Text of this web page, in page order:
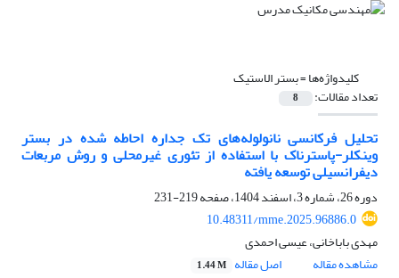
کلیدواژه‌ها =بستر الاستیک
تعداد مقالات: 8
تحلیل فرکانسی نانولوله‌های تک جداره احاطه شده در بستر
وینکلر-پاسترناک با استفاده از تئوری غیرمحلی و روش مربعات
دیفرانسیلی توسعه یافته
دوره 26، شماره 3، اسفند 1404، صفحه
219-231
10.48311/mme.2025.96886.0
مهدی باباخانی، عیسی احمدی
مشاهده مقاله
اصل مقاله 1.44 M